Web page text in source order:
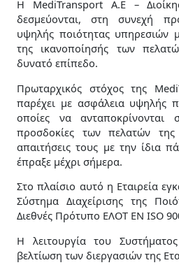
Η MediTransport A.Ε –
δεσμεύονται, στη συνεχή
υψηλής ποιότητας υπηρεσιών
της ικανοποίησής των
δυνατό επίπεδο.
Πρωταρχικός στόχος της
παρέχει με ασφάλεια υψηλής
οποίες να ανταποκρίνονται
προσδοκίες των πελατών της
απαιτήσεις τους με την ίδια
έπραξε μέχρι σήμερα.
Στο πλαίσιο αυτό η Εταιρεία
Σύστημα Διαχείρισης της
Διεθνές Πρότυπο ΕΛΟΤ ΕΝ ISO
Η λειτουργία του
βελτίωση των διεργασιών της
όσο το
δυνατόν
καλύτερα
κατά την
επίσκεψή
σας. Εάν
αρνηθείτε
αυτά τα
cookies,
ορισμένες
λειτουργίες
θα
εξαφανιστούν
από τον
ιστότοπο.
Marketing